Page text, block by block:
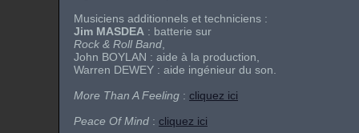
Musiciens additionnels et techniciens :
Jim MASDEA : batterie sur
Rock & Roll Band
John BOYLAN : aide à la production,
Warren DEWEY : aide ingénieur du son.
More Than A Feeling : cliquez ici
Peace Of Mind : cliquez ici